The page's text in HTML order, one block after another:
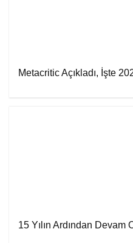
Metacritic Açıkladı, İşte
15 Yılın Ardından